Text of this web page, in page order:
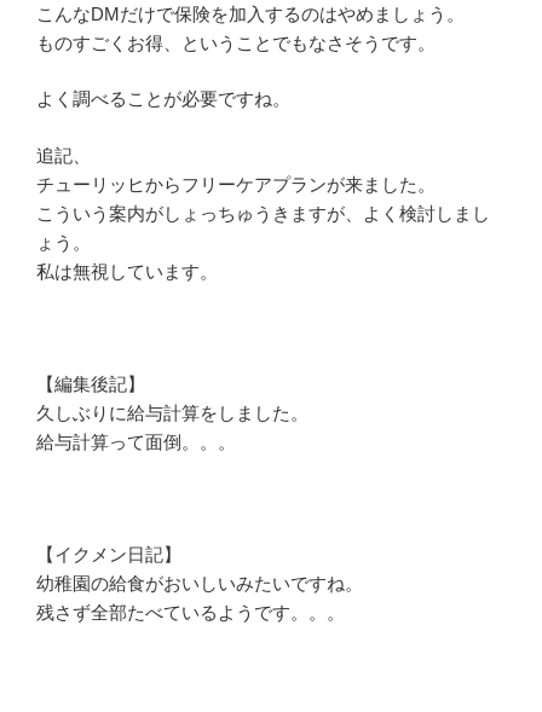
こんなDMだけで保険を加入するのはやめましょう。
ものすごくお得、ということでもなさそうです。
よく調べることが必要ですね。
追記、
チューリッヒからフリーケアプランが来ました。
こういう案内がしょっちゅうきますが、よく検討しまし
ょう。
私は無視しています。
【編集後記】
久しぶりに給与計算をしました。
給与計算って面倒。。。
【イクメン日記】
幼稚園の給食がおいしいみたいですね。
残さず全部たべているようです。。。